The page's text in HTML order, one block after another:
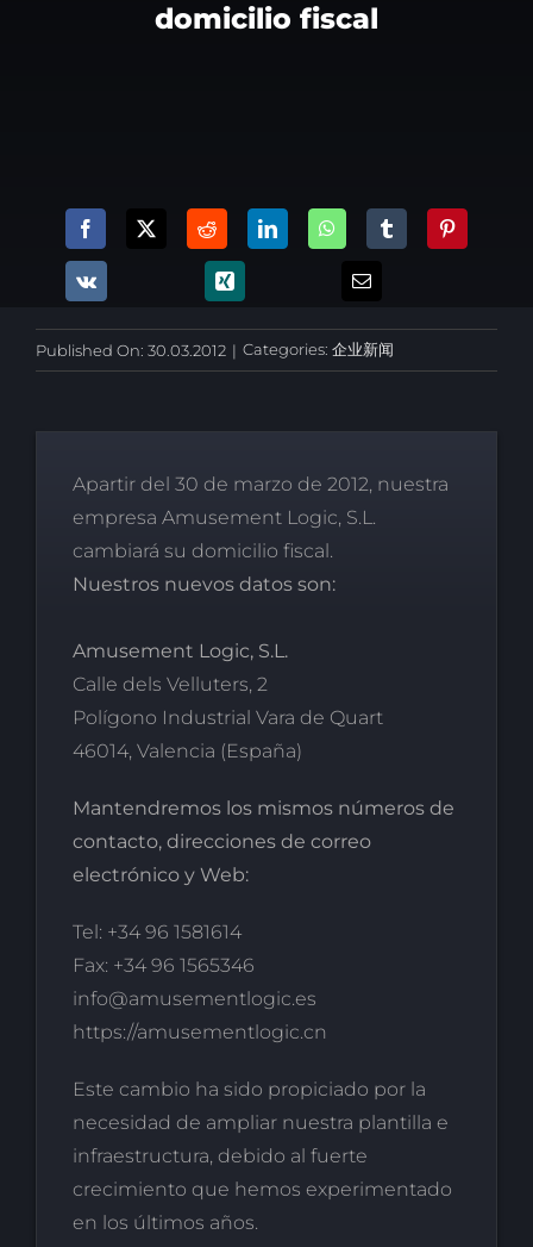
domicilio fiscal
Published On: 30.03.2012 | Categories: 企业新闻
Apartir del 30 de marzo de 2012, nuestra
empresa Amusement Logic, S.L.
cambiará su domicilio fiscal.
Nuestros nuevos datos son:
Amusement Logic, S.L.
Calle dels Velluters, 2
Polígono Industrial Vara de Quart
46014, Valencia (España)
Mantendremos los mismos números de
contacto, direcciones de correo
electrónico y Web:
Tel: +34 96 1581614
Fax: +34 96 1565346
info@amusementlogic.es
https://amusementlogic.cn
Este cambio ha sido propiciado por la
necesidad de ampliar nuestra plantilla e
infraestructura, debido al fuerte
crecimiento que hemos experimentado
en los últimos años.